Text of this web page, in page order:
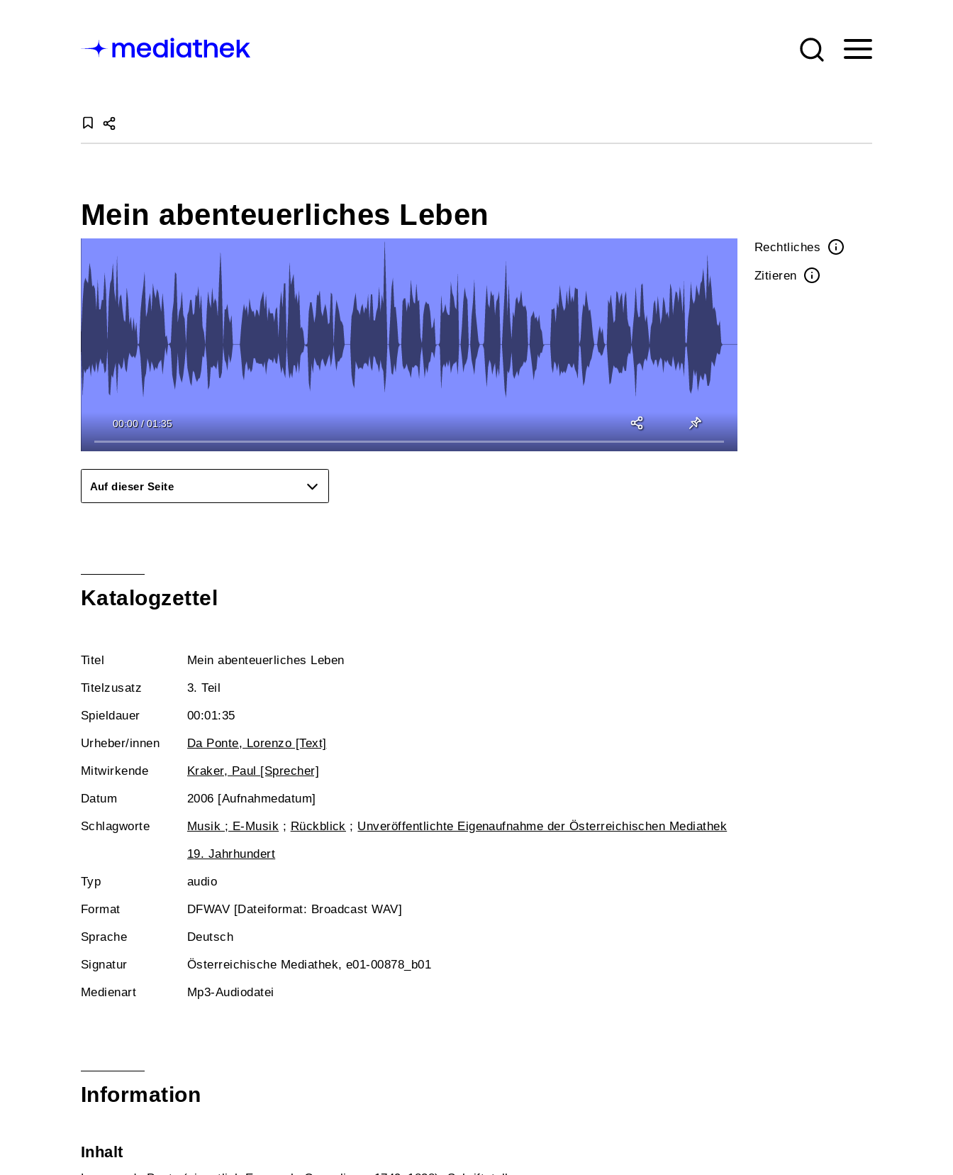
Mein abenteuerliches Leben
00:00 / 01:35
Rechtliches
Zitieren
Auf dieser Seite
Katalogzettel
Titel Mein abenteuerliches Leben
Titelzusatz 3. Teil
Spieldauer 00:01:35
Urheber/innen Da Ponte, Lorenzo [Text]
Mitwirkende Kraker, Paul [Sprecher]
Datum 2006 [Aufnahmedatum]
Schlagworte Musik ; E-Musik ; Rückblick ; Unveröffentlichte Eigenaufnahme der Österreichischen Mediathek
19. Jahrhundert
Typ audio
Format DFWAV [Dateiformat: Broadcast WAV]
Sprache Deutsch
Signatur Österreichische Mediathek, e01-00878_b01
Medienart Mp3-Audiodatei
Information
Inhalt